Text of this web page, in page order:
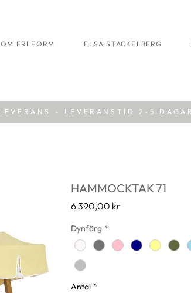
OM FRI FORM ELSA STACKELBERG
HAMMOCKTAK 71
6 390,00 kr
Dynfärg *
Antal *